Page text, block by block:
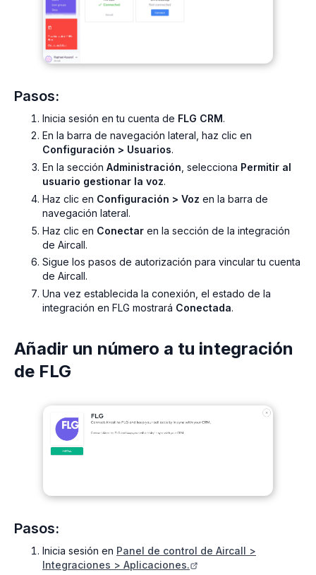
Pasos:
Inicia sesión en tu cuenta de FLG CRM.
En la barra de navegación lateral, haz clic en
Configuración > Usuarios.
En la sección Administración , selecciona Permitir al
usuario gestionar la voz.
Haz clic en Configuración > Voz en la barra de
navegación lateral.
Haz clic en Conectar en la sección de la integración
de Aircall.
Sigue los pasos de autorización para vincular tu cuenta
de Aircall.
Una vez establecida la conexión, el estado de la
integración en FLG mostrará Conectada.
Añadir un número a tu integración
de FLG
Pasos:
Inicia sesión en Panel de control de Aircall >
Integraciones > Aplicaciones.